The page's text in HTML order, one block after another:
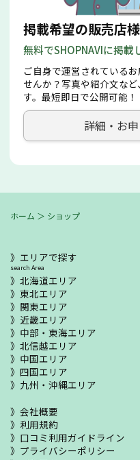
掲載希望の販売店
無料でSHOPNAVIに掲載
ご自身で運営されている
せんか？写真や紹介文な
す。最短即日で公開可能！
詳細・お
ホーム ＞ ショップ
エリアで探す
search Area
北海道エリア
東北エリア
関東エリア
近畿エリア
中部・東海エリア
北信越エリア
中国エリア
四国エリア
九州・沖縄エリア
会社概要
利用規約
口コミ利用ガイドライン
プライバシーポリシー